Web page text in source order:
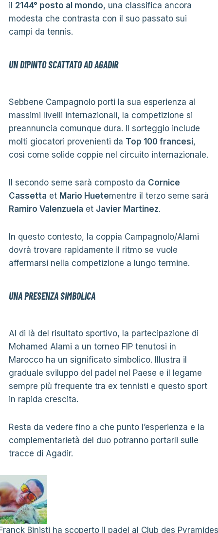
il 2144° posto al mondo, una classifica ancora
modesta che contrasta con il suo passato sui
campi da tennis.
UN DIPINTO SCATTATO AD AGADIR
Sebbene Campagnolo porti la sua esperienza ai
massimi livelli internazionali, la competizione si
preannuncia comunque dura. Il sorteggio include
molti giocatori provenienti da Top 100 francesi,
così come solide coppie nel circuito internazionale.
Il secondo seme sarà composto da Cornice
Cassetta et Mario Huetementre il terzo seme sarà
Ramiro Valenzuela et Javier Martinez.
In questo contesto, la coppia Campagnolo/Alami
dovrà trovare rapidamente il ritmo se vuole
affermarsi nella competizione a lungo termine.
UNA PRESENZA SIMBOLICA
Al di là del risultato sportivo, la partecipazione di
Mohamed Alami a un torneo FIP tenutosi in
Marocco ha un significato simbolico. Illustra il
graduale sviluppo del padel nel Paese e il legame
sempre più frequente tra ex tennisti e questo sport
in rapida crescita.
Resta da vedere fino a che punto l’esperienza e la
complementarietà del duo potranno portarli sulle
tracce di Agadir.
Binisti ha scoperto il padel al Club des Pyramides